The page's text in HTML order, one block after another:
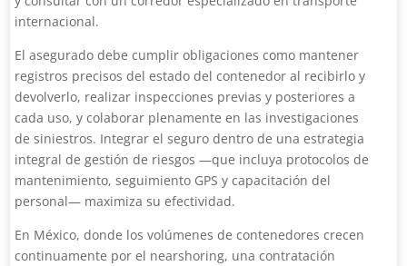
internacional.
El asegurado debe cumplir obligaciones como mantener
registros precisos del estado del contenedor al recibirlo y
devolverlo, realizar inspecciones previas y posteriores a
cada uso, y colaborar plenamente en las investigaciones
de siniestros. Integrar el seguro dentro de una estrategia
integral de gestión de riesgos —que incluya protocolos de
mantenimiento, seguimiento GPS y capacitación del
personal— maximiza su efectividad.
En México, donde los volúmenes de contenedores crecen
continuamente por el nearshoring, una contratación